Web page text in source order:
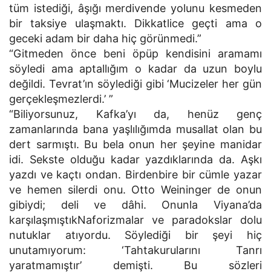
tüm istediği, âşığı merdivende yolunu kesmeden
bir taksiye ulaşmaktı. Dikkatlice geçti ama o
geceki adam bir daha hiç görünmedi.”
“Gitmeden önce beni öpüp kendisini aramamı
söyledi ama aptallığım o kadar da uzun boylu
değildi. Tevrat’ın söylediği gibi ‘Mucizeler her gün
gerçekleşmezlerdi.’ ”
“Biliyorsunuz, Kafka’yı da, henüz genç
zamanlarında bana yaşlılığımda musallat olan bu
dert sarmıştı. Bu bela onun her şeyine manidar
idi. Sekste olduğu kadar yazdıklarında da. Aşkı
yazdı ve kaçtı ondan. Birdenbire bir cümle yazar
ve hemen silerdi onu. Otto Weininger de onun
gibiydi; deli ve dâhi. Onunla Viyana’da
karşılaşmıştıkNaforizmalar ve paradokslar dolu
nutuklar atıyordu. Söylediği bir şeyi hiç
unutamıyorum: ‘Tahtakurularını Tanrı
yaratmamıştır’ demişti. Bu sözleri